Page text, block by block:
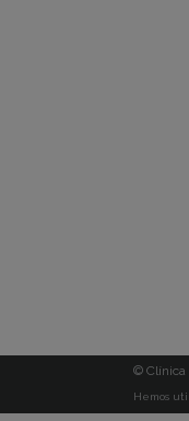
© Clínica
Hemos